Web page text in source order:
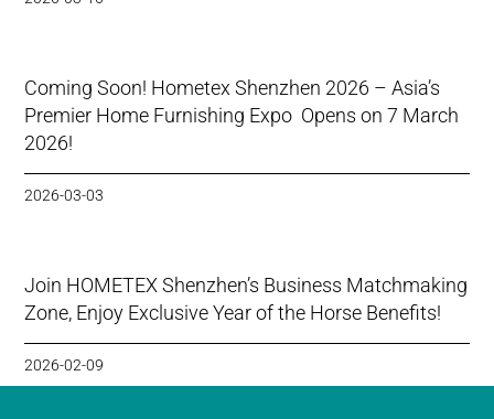
Coming Soon! Hometex Shenzhen 2026 – Asia’s
Premier Home Furnishing Expo Opens on 7 March
2026!
2026-03-03
Join HOMETEX Shenzhen’s Business Matchmaking
Zone, Enjoy Exclusive Year of the Horse Benefits!
2026-02-09